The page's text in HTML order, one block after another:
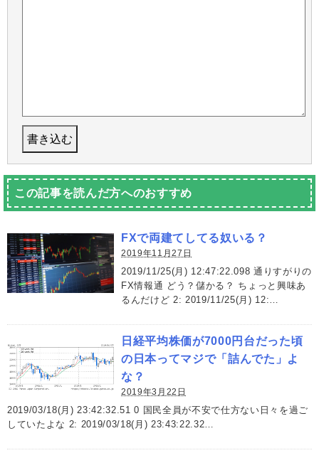
この記事を読んだ方へのおすすめ
FXで両建てしてる奴いる？
2019年11月27日
2019/11/25(月) 12:47:22.098 通りすがりの
FX情報通 どう？儲かる？ ちょっと興味あ
るんだけど 2: 2019/11/25(月) 12:…
日経平均株価が7000円台だった頃
の日本ってマジで「詰んでた」よ
な？
2019年3月22日
2019/03/18(月) 23:42:32.51 0 国民全員が不安で仕方ない日々を過ご
していたよな 2: 2019/03/18(月) 23:43:22.32…